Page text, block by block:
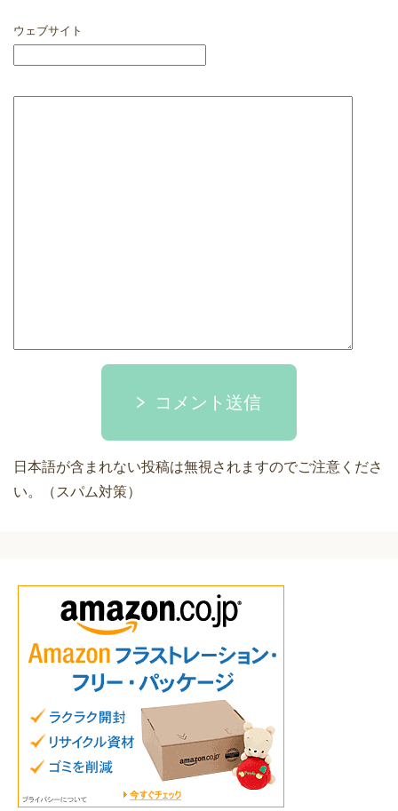
ウェブサイト
コメント送信
日本語が含まれない投稿は無視されますのでご注意くださ
い。（スパム対策）